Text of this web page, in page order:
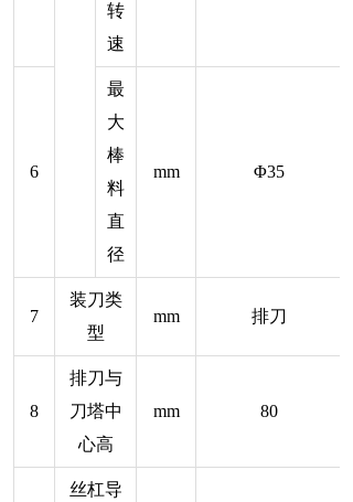
转
速
6
最
大
棒
料
直
径
mm Φ35
7
装刀类
型
mm 排刀
8
排刀与
刀塔中
心高
mm 80
丝杠导